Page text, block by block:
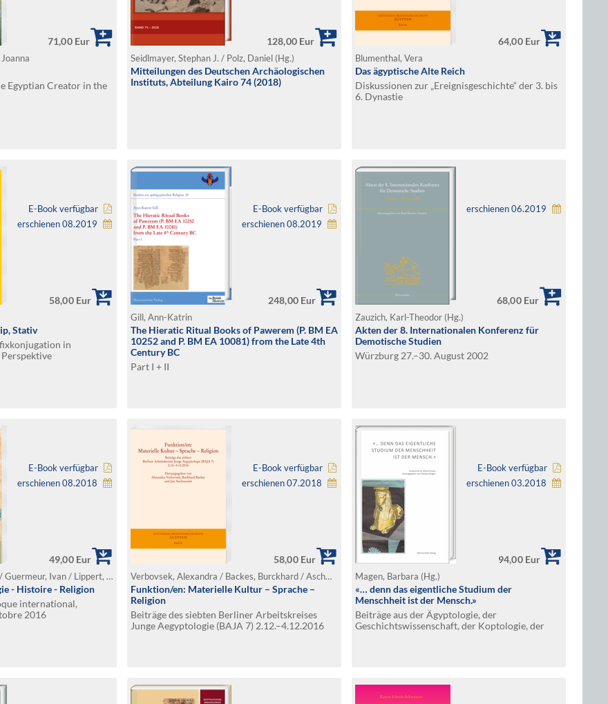
71,00 Eur
Egyptian Creator in the
128,00 Eur
Seidlmayer, Stephan J. / Polz, Daniel (Hg.)
Mitteilungen des Deutschen Archäologischen
Instituts, Abteilung Kairo 74 (2018)
64,00 Eur
Blumenthal, Vera
Das ägyptische Alte Reich
Diskussionen zur „Ereignisgeschichte“ der 3. bis
6. Dynastie
E-Book verfügbar
erschienen 08.2019
58,00 Eur
Stativ
in
E-Book verfügbar
erschienen 08.2019
248,00 Eur
Gill, Ann-Katrin
The Hieratic Ritual Books of Pawerem (P. BM EA
10252 and P. BM EA 10081) from the Late 4th
Century BC
Part I + II
erschienen 06.2019
68,00 Eur
Zauzich, Karl-Theodor (Hg.)
Akten der 8. Internationalen Konferenz für
Demotische Studien
Würzburg 27.–30. August 2002
E-Book verfügbar
erschienen 08.2018
49,00 Eur
Chaufray, Marie-Pierre / Guermeur, Ivan / Lippert, Sandra / Rondot, Vincent (Hg.)
- Histoire - Religion
international,
2016
E-Book verfügbar
erschienen 07.2018
58,00 Eur
Verbovsek, Alexandra / Backes, Burckhard / Aschmoneit, Jan (Hg.)
Funktion/en: Materielle Kultur – Sprache –
Religion
Beiträge des siebten Berliner Arbeitskreises
Junge Aegyptologie (BAJA 7) 2.12.–4.12.2016
E-Book verfügbar
erschienen 03.2018
94,00 Eur
Magen, Barbara (Hg.)
«… denn das eigentliche Studium der
Menschheit ist der Mensch.»
Beiträge aus der Ägyptologie, der
Geschichtswissenschaft, der Koptologie, der